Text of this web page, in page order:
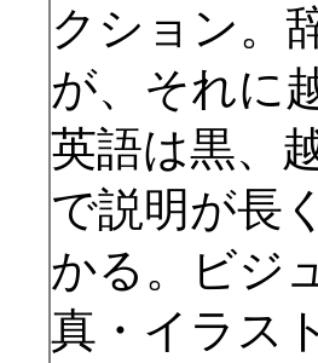
クション。
が、それに
英語は黒、
で説明が長
かる。ビジ
真・イラス